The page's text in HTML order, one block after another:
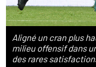
Aligné un cran plus
milieu offensif dans
des rares